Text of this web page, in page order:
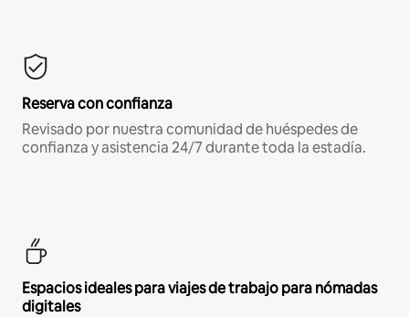
Reserva con confianza
Revisado por nuestra comunidad de huéspedes de
confianza y asistencia 24/7 durante toda la estadía.
Espacios ideales para viajes de trabajo para nómadas
digitales